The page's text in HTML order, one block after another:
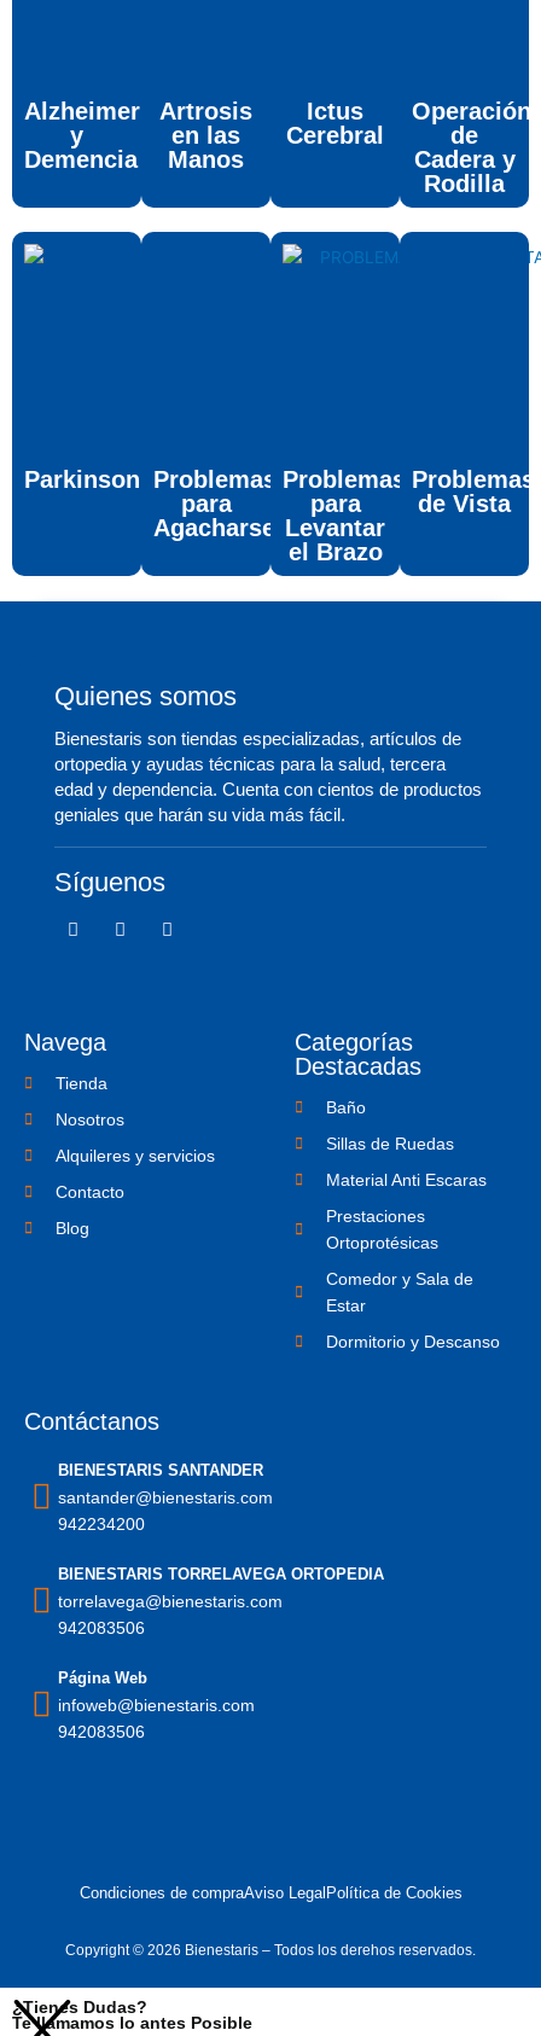
Alzheimer
y
Demencia
Artrosis
en las
Manos
Ictus
Cerebral
Operación
de
Cadera y
Rodilla
Parkinson Problemas
para
Agacharse
Problemas
para
Levantar
el Brazo
Problemas
de Vista
Quienes somos
Bienestaris son tiendas especializadas, artículos de
ortopedia y ayudas técnicas para la salud, tercera
edad y dependencia. Cuenta con cientos de productos
geniales que harán su vida más fácil.
Síguenos
F
a
k
f
T
w
I
c
m
Navega
Tienda
Nosotros
Alquileres y servicios
Contacto
Blog
Categorías
Destacadas
Baño
Sillas de Ruedas
Material Anti Escaras
Prestaciones
Ortoprotésicas
Comedor y Sala de
Estar
Dormitorio y Descanso
Contáctanos
BIENESTARIS SANTANDER
santander@bienestaris.com
942234200
BIENESTARIS TORRELAVEGA ORTOPEDIA
torrelavega@bienestaris.com
942083506
Página Web
infoweb@bienestaris.com
942083506
Copyright © 2026 Bienestaris – Todos los derehos reservados.
Condiciones de compraAviso Legal Política de Cookies
¿Tienes Dudas?
Te llamamos lo antes Posible